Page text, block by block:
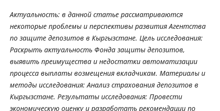
Актуальность: в данной статье рассматриваются
некоторые проблемы и перспективы развития Агентства
по защите депозитов в Кыргызстане. Цель исследования:
Раскрыть актуальность Фонда защиты депозитов,
выявить преимущества и недостатки автоматизации
процесса выплаты возмещения вкладчикам. Материалы и
методы исследования: Анализ страхования депозитов в
Кыргызстане. Результаты исследования: Провести
экономическую оценку и разработать рекомендации по